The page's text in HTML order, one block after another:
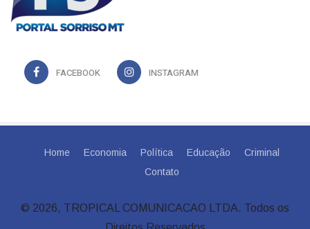
FACEBOOK INSTAGRAM
Home Economia Política Educação
Criminal
Contato
© 2026, TROPICAL COMUNICACAO LTDA. Todos os